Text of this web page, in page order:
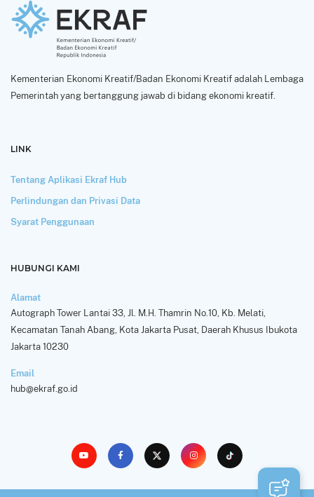
Kementerian Ekonomi Kreatif/Badan Ekonomi Kreatif adalah Lembaga
Pemerintah yang bertanggung jawab di bidang ekonomi kreatif.
LINK
Tentang Aplikasi Ekraf Hub
Perlindungan dan Privasi Data
Syarat Penggunaan
HUBUNGI KAMI
Alamat
Autograph Tower Lantai 33, Jl. M.H. Thamrin No.10, Kb. Melati,
Kecamatan Tanah Abang, Kota Jakarta Pusat, Daerah Khusus Ibukota
Jakarta 10230
Email
hub@ekraf.go.id